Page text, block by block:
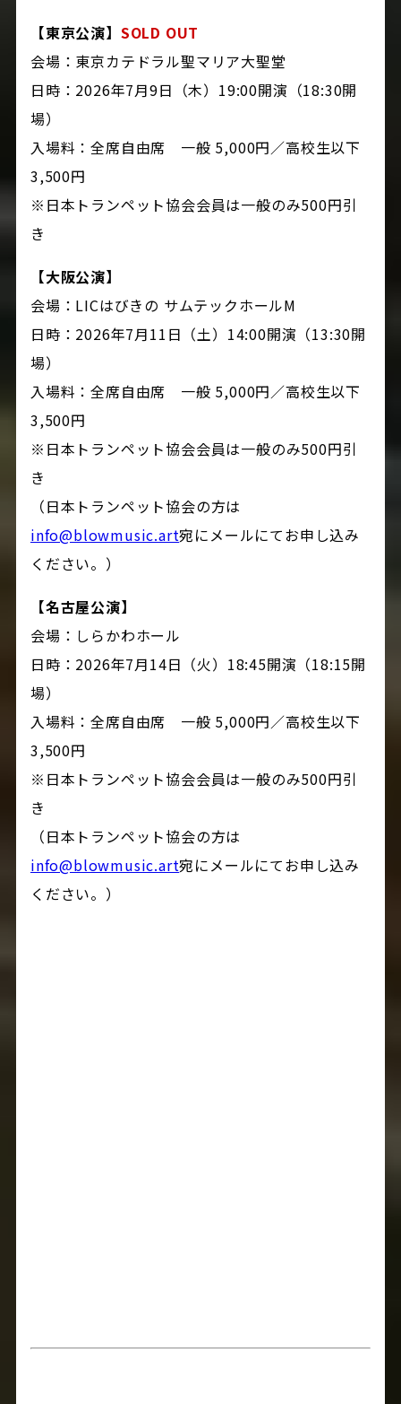
【東京公演】 SOLD OUT
会場：東京カテドラル聖マリア大聖堂
日時：2026年7月9日（木）19:00開演（18:30開
場）
入場料：全席自由席 一般 5,000円／高校生以下
3,500円
※日本トランペット協会会員は一般のみ500円引
き
【大阪公演】
会場：LICはびきの サムテックホールM
日時：2026年7月11日（土）14:00開演（13:30開
場）
入場料：全席自由席 一般 5,000円／高校生以下
3,500円
※日本トランペット協会会員は一般のみ500円引
き
（日本トランペット協会の方は
info@blowmusic.art宛にメールにてお申し込み
ください。）
【名古屋公演】
会場：しらかわホール
日時：2026年7月14日（火）18:45開演（18:15開
場）
入場料：全席自由席 一般 5,000円／高校生以下
3,500円
※日本トランペット協会会員は一般のみ500円引
き
（日本トランペット協会の方は
info@blowmusic.art宛にメールにてお申し込み
ください。）